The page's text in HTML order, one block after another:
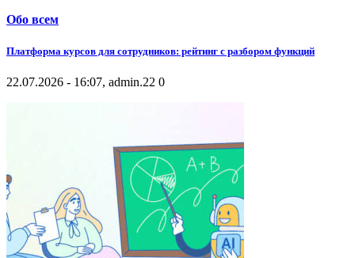
Обо всем
Платформа курсов для сотрудников: рейтинг с разбором функций
22.07.2026 - 16:07, admin.22 0